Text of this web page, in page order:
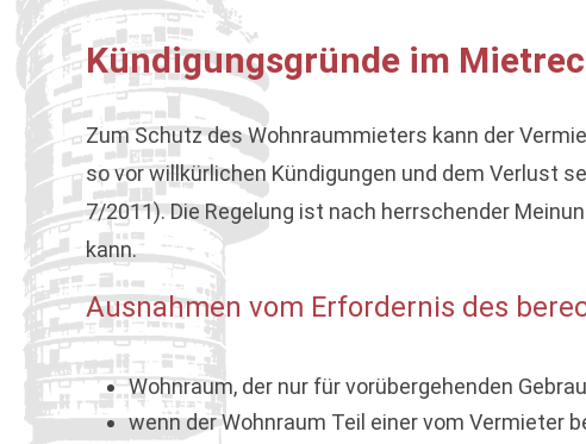
Kündigungsgründe im
Zum Schutz des Wohnraummieters kann der
so vor willkürlichen Kündigungen und dem Verlust
7/2011). Die Regelung ist nach herrschender
kann.
Ausnahmen vom Erfordernis des
Wohnraum, der nur für vorübergehenden
wenn der Wohnraum Teil einer vom Vermieter